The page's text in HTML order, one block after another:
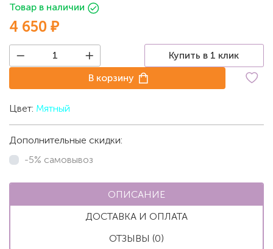
Товар в наличии
4 650 ₽
Купить в 1 клик
В корзину
Цвет: Мятный
Дополнительные скидки:
-5% самовывоз
ОПИСАНИЕ
ДОСТАВКА И ОПЛАТА
ОТЗЫВЫ (0)